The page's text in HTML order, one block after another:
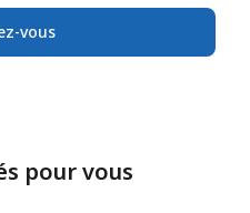
vous
pour vous